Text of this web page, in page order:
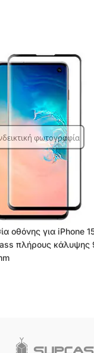
φωτογραφία
οθόνης για iPhone
πλήρους κάλυψης